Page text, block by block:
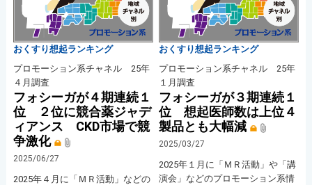
おくすり想起ランキング
プロモーション系チャネル 25年
４月調査
フォシーガが４期連続１
位 ２位に競合薬ジャデ
ィアンス CKD市場で競
争激化
2025/06/27
2025年４月に「ＭＲ活動」などの
おくすり想起ランキング
プロモーション系チャネル 25年
１月調査
フォシーガが３期連続１
位 想起医師数は上位４
製品とも大幅減
2025/03/27
2025年１月に「ＭＲ活動」や「講
演会」などのプロモーション系情